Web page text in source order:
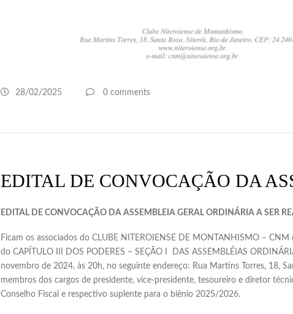
28/02/2025 0 comments
EDITAL DE CONVOCAÇÃO DA
EDITAL DE CONVOCAÇÃO DA ASSEMBLEIA GERAL ORDINÁRIA A SER
Ficam os associados do CLUBE NITEROIENSE DE MONTANHISMO –
do CAPÍTULO III DOS PODERES – SEÇÃO I DAS ASSEMBLÉIAS
novembro de 2024, às 20h, no seguinte endereço: Rua Martins Torres, 18,
membros dos cargos de presidente, vice-presidente, tesoureiro e diretor
Conselho Fiscal e respectivo suplente para o biênio 2025/2026.